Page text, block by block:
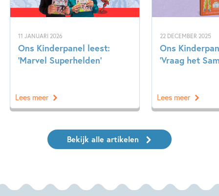
11 JANUARI 2026
Ons Kinderpanel leest:
‘Marvel Superhelden’
Lees meer
22 DECEMBER 2025
Ons
‘Vraag het
Lees meer
Bekijk alle artikelen